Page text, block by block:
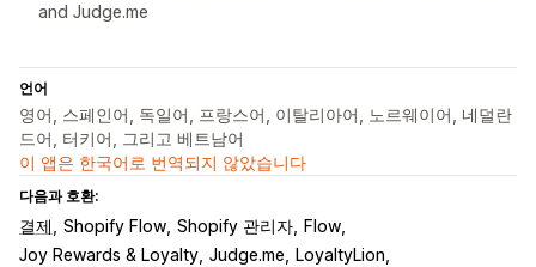
and Judge.me
언어
영어, 스페인어, 독일어, 프랑스어, 이탈리아어, 노르웨이어, 네덜란
드어, 터키어, 그리고 베트남어
이 앱은 한국어로 번역되지 않았습니다
다음과 호환:
결제 Shopify Flow Shopify 관리자
Flow
Joy Rewards & Loyalty Judge.me
LoyaltyLion